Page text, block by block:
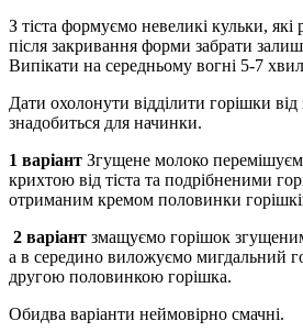
З тіста формуємо невеликі кульки,
після закривання форми забрати
Випікати на середньому вогні 5-7
Дати охолонути відділити горішки
знадобиться для начинки.
1 варіант Згущене молоко
крихтою від тіста та подрібненими
отриманим кремом половинки
2 варіант змащуємо горішок
а в середино виложуємо мигдальний
другою половинкою горішка.
Обидва варіанти неймовірно смачні.